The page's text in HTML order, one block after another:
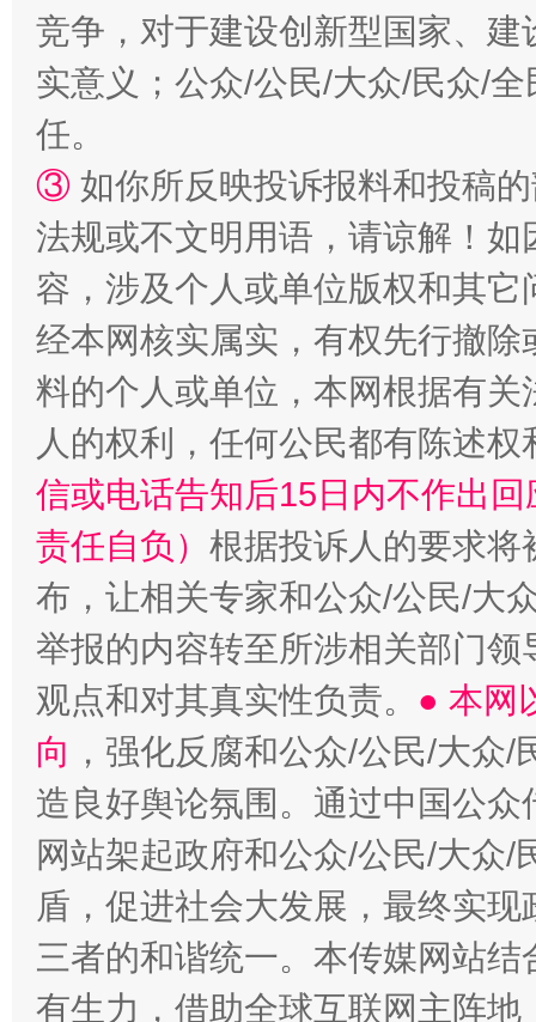
招工难、用工荒背后
竞争，对于建设创新型国家、
实意义；公众/公民/大众/民众/
任。
③ 如你所反映投诉报料和投稿
法规或不文明用语，请谅解！
容，涉及个人或单位版权和其它
经本网核实属实，有权先行撤
料的个人或单位，本网根据有
人的权利，任何公民都有陈述
信或电话告知后15日内不作出
责任自负） 根据投诉人的要求将
布，让相关专家和公众/公民/大
举报的内容转至所涉相关部门
观点和对其真实性负责。 ● 本网
向 ，强化反腐和公众/公民/大众
造良好舆论氛围。通过中国公
网站架起政府和公众/公民/大众
盾，促进社会大发展，最终实
三者的和谐统一。本传媒网站
有生力，借助全球互联网主阵